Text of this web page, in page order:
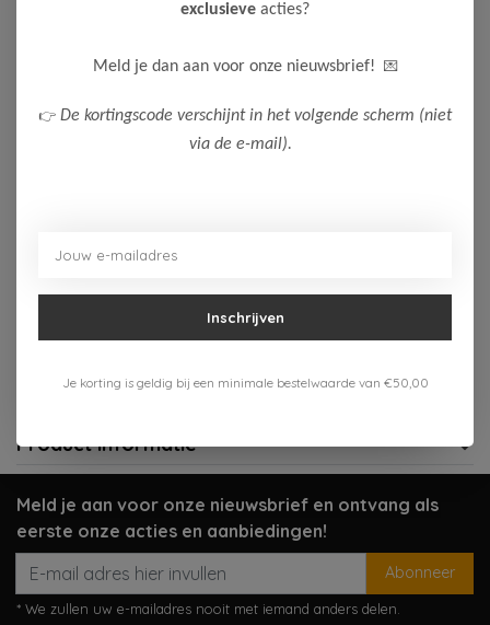
Gratis verzenden vanaf 75,-
Meer informatie?
Neem contact op over dit product
Product informatie
Meld je aan voor onze nieuwsbrief en ontvang als
eerste onze acties en aanbiedingen!
Abonneer
* We zullen uw e-mailadres nooit met iemand anders delen.
exclusieve acties?
Meld je dan aan voor onze nieuwsbrief! 💌
👉 De kortingscode verschijnt in het volgende scherm (niet
via de e-mail).
Inschrijven
Je korting is geldig bij een minimale bestelwaarde van €50,00